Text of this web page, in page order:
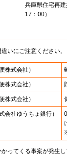
兵庫県住宅再
17：00）
いにご注意ください。
株式会社）
株式会社）
株式会社）
式会社ゆうちょ銀行）
ってくる事案が発生し